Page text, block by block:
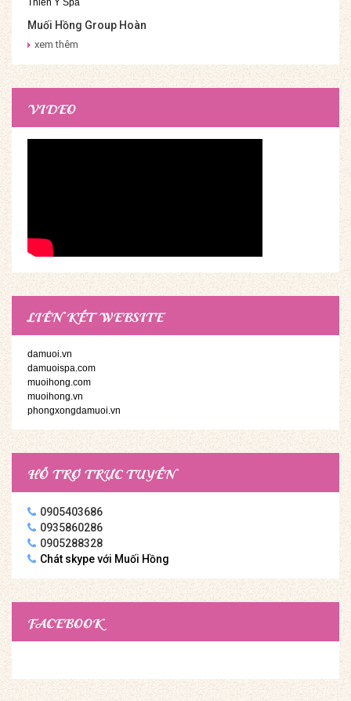
Muối Hồng Group Hoàn
Thiện Onsen & Jjim Jil
xem thêm
VIDEO
LIÊN KẾT WEBSITE
damuoi.vn
damuoispa.com
muoihong.com
muoihong.vn
phongxongdamuoi.vn
HỖ TRỢ TRỰC TUYẾN
0905403686
0935860286
0905288328
Chát skype với Muối Hồng
FACEBOOK